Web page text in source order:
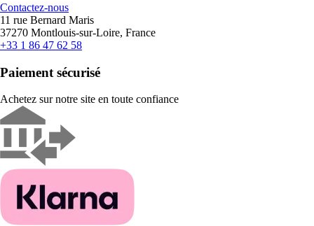
Contactez-nous
11 rue Bernard Maris
37270 Montlouis-sur-Loire, France
+33 1 86 47 62 58
Paiement sécurisé
Achetez sur notre site en toute confiance